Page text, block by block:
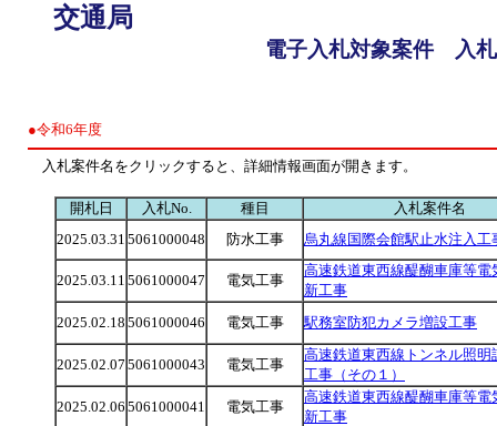
交通局
電子入札対象案件 入
●令和6年度
入札案件名をクリックすると、詳細情報画面が開きます。
開札日 入札No. 種目
入札案件名
2025.03.31 5061000048 防水工事 烏丸線国際会館駅止水注入工
2025.03.11 5061000047 電気工事
高速鉄道東西線醍醐車庫等電
新工事
2025.02.18 5061000046 電気工事 駅務室防犯カメラ増設工事
2025.02.07 5061000043 電気工事
高速鉄道東西線トンネル照明
工事（その１）
2025.02.06 5061000041 電気工事
高速鉄道東西線醍醐車庫等電
新工事